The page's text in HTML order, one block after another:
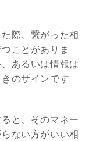
際、繋がった相
ことがありま
あるいは情報は
のサインです
と、そのマネー
ない方がいい相